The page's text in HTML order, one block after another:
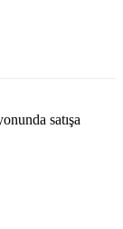
satışa